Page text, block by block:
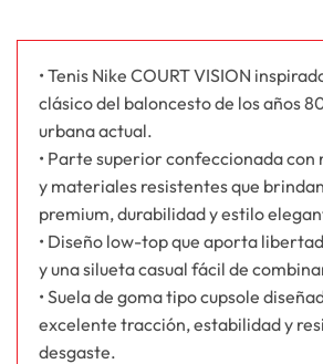
• Tenis Nike COURT VISION
clásico del baloncesto de los años
urbana actual.
• Parte superior confeccionada con
y materiales resistentes que
premium, durabilidad y estilo
• Diseño low-top que aporta
y una silueta casual fácil de
• Suela de goma tipo cupsole
excelente tracción, estabilidad y
desgaste.